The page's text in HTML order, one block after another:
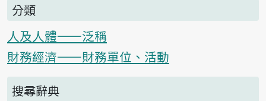
分類
人及人體——泛稱
財務經濟——財務單位、活動
搜尋辭典